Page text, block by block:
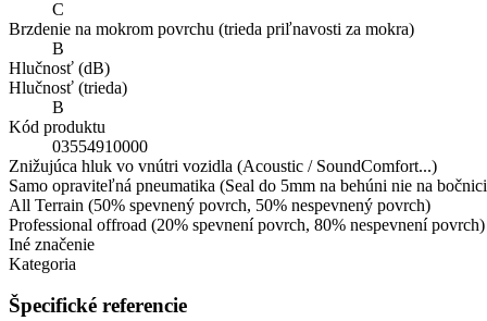
C
Brzdenie na mokrom povrchu (trieda priľnavosti za mokra)
B
Hlučnosť (dB)
Hlučnosť (trieda)
B
Kód produktu
03554910000
Znižujúca hluk vo vnútri vozidla (Acoustic / SoundComfort...)
Samo opraviteľná pneumatika (Seal do 5mm na behúni nie na
All Terrain (50% spevnený povrch, 50% nespevnený povrch)
Professional offroad (20% spevnení povrch, 80% nespevnení povrch)
Iné značenie
Kategoria
Špecifické referencie